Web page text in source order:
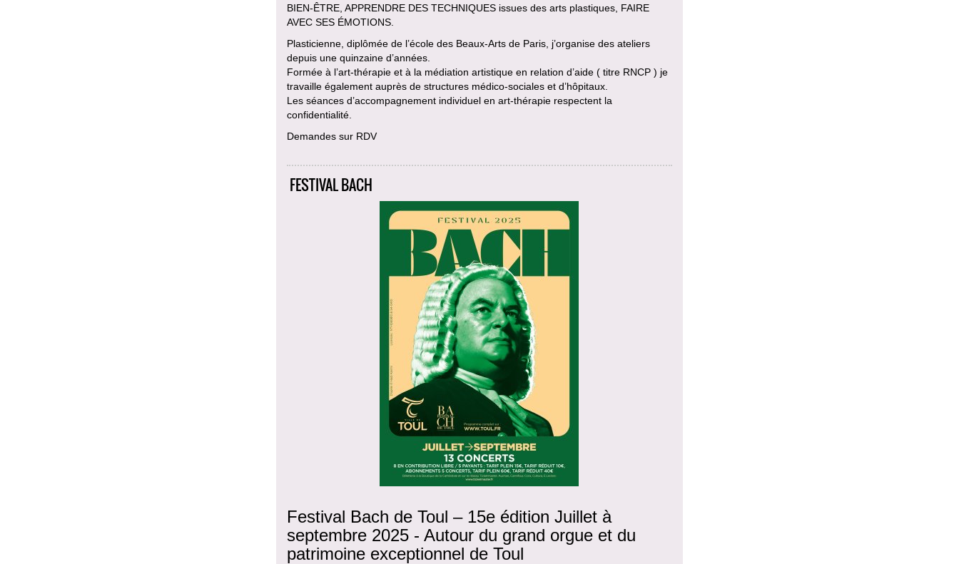
BIEN-ÊTRE, APPRENDRE DES TECHNIQUES issues des arts plastiques, FAIRE
AVEC SES ÉMOTIONS.
Plasticienne, diplômée de l’école des Beaux-Arts de Paris, j’organise des ateliers
depuis une quinzaine d’années.
Formée à l’art-thérapie et à la médiation artistique en relation d’aide ( titre RNCP ) je
travaille également auprès de structures médico-sociales et d’hôpitaux.
Les séances d’accompagnement individuel en art-thérapie respectent la
confidentialité.
Demandes sur RDV
FESTIVAL BACH
Festival Bach de Toul – 15e édition Juillet à
septembre 2025 - Autour du grand orgue et du
patrimoine exceptionnel de Toul